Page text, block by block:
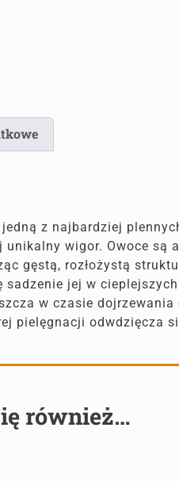
jedną z najbardziej
unikalny wigor. Owoce
gęstą, rozłożystą
sadzenie jej w
w czasie
pielęgnacji odwdzięcza
również…